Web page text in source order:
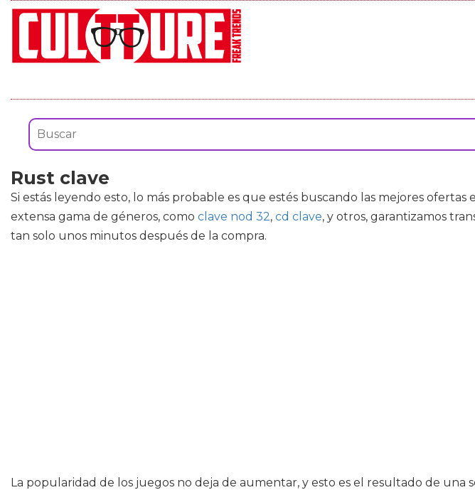
Rust clave
Si estás leyendo esto, lo más probable es que estés buscando las mejores ofertas
extensa gama de géneros, como clave nod 32, cd clave, y otros, garantizamos
tan solo unos minutos después de la compra.
La popularidad de los juegos no deja de aumentar, y esto es el resultado de